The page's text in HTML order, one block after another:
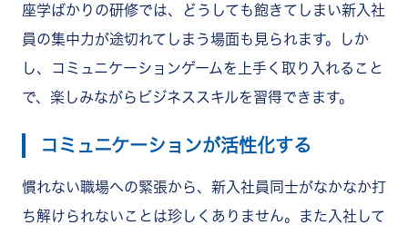
座学ばかりの研修では、どうしても飽きてしまい新入社
員の集中力が途切れてしまう場面も見られます。しか
し、コミュニケーションゲームを上手く取り入れること
で、楽しみながらビジネススキルを習得できます。
コミュニケーションが活性化する
慣れない職場への緊張から、新入社員同士がなかなか打
ち解けられないことは珍しくありません。また入社して